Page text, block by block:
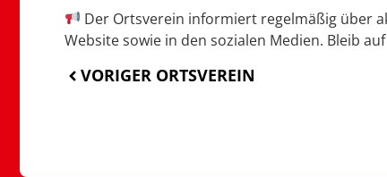
Der Ortsverein informiert regelmäßig über
Website sowie in den sozialen Medien. Bleib
VORIGER ORTSVEREIN